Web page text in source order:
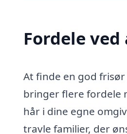
Fordele
At finde en god
bringer flere fordele
hår i dine egne
travle familier, der